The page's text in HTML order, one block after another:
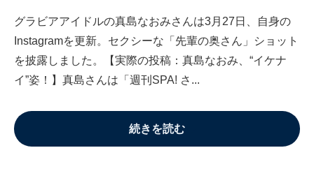
グラビアアイドルの真島なおみさんは3月27日、自身の
Instagramを更新。セクシーな「先輩の奥さん」ショット
を披露しました。【実際の投稿：真島なおみ、“イケナ
イ”姿！】真島さんは「週刊SPA! さ...
続きを読む